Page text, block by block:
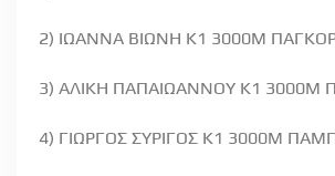
2) ΙΩΑΝΝΑ ΒΙΩΝΗ Κ1 3000Μ
3) ΑΛΙΚΗ ΠΑΠΑΙΩΑΝΝΟΥ Κ1 3000Μ
4) ΓΙΩΡΓΟΣ ΣΥΡΙΓΟΣ Κ1 3000Μ